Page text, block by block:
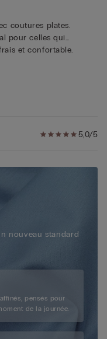
coutures plates.
pour celles qui
et confortable.
5,0/5
nouveau standard
pensés pour
de la journée.